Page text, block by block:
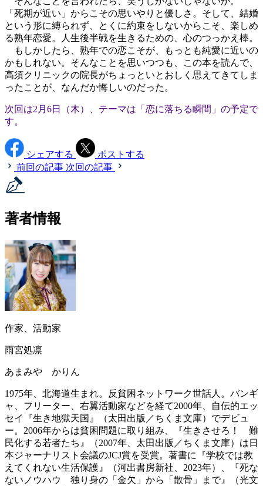
「死期が近い」からこその思いやりと優しさ。そして、結婚
という形に縛られず、とくに約束をしないからこそ、楽しめ
る熟年恋愛。人生後半戦を生きるための、心のつっかえ棒。
もしかしたら、熟年での恋こそが、もっとも純愛に近いの
かもしれない。そんなことを思いつつも、この本を読んで、
高須クリニックの院長がちょっといとおしく思えてきてしま
ったことが、なんだか悔しいのだった。
次回は2月6日（木）、テーマは「恋に落ちる瞬間」の予定で
す。
シェアする
ポストする
前回の記事 次回の記事
著者情報
作家、活動家
雨宮処凛
あまみや かりん
1975年、北海道生まれ。反貧困ネットワーク世話人。バンギ
ャ、フリーター、右翼活動家などを経て2000年、自伝的エッ
セイ『生き地獄天国』（太田出版／ちくま文庫）でデビュ
ー。2006年からは貧困問題に取り組み、『生きさせろ！ 難
民化する若者たち』（2007年、太田出版／ちくま文庫）は日
本ジャーナリスト会議のJCJ賞を受賞。著書に『学校では教
えてくれない生活保護』（‎河出書房新社、2023年）、『死な
ないノウハウ 独り身の「金欠」から「散骨」まで』（光文